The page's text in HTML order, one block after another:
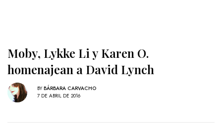
Moby, Lykke Li y Karen O.
homenajean a David Lynch
BY BÁRBARA CARVACHO
7 DE ABRIL DE 2016